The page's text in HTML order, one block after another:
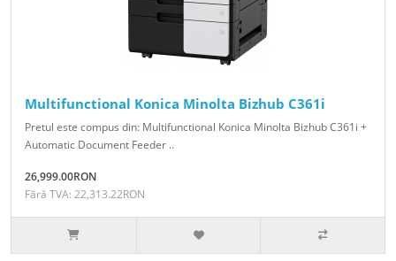
Multifunctional Konica Minolta Bizhub C361i
Pretul este compus din: Multifunctional Konica Minolta Bizhub C361i +
Automatic Document Feeder ..
26,999.00RON
Fără TVA: 22,313.22RON